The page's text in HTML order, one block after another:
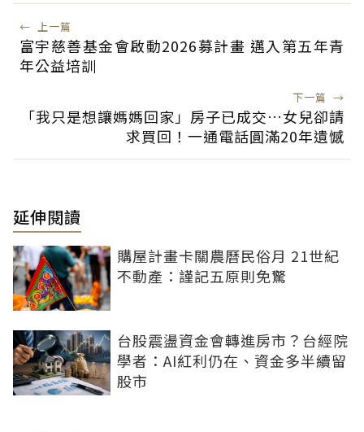
← 上一篇
富宇慈善基金會啟動2026募計畫 邁入第五年青
年公益培訓
下一篇 →
「我只是想讓媽媽回家」房子已成交…女兒卻請
求買回！一通電話圓滿20年遺憾
延伸閱讀
購屋計畫卡關農曆民俗月 21世紀
不動產：謹記五原則免驚
台股震盪資金會轉進房市？台經院
學者：AI紅利仍在、資金多半續留
股市